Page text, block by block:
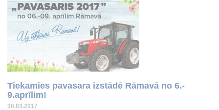
Tiekamies pavasara izstādē Rāmavā no 6.-
9.aprīlim!
30.03.2017